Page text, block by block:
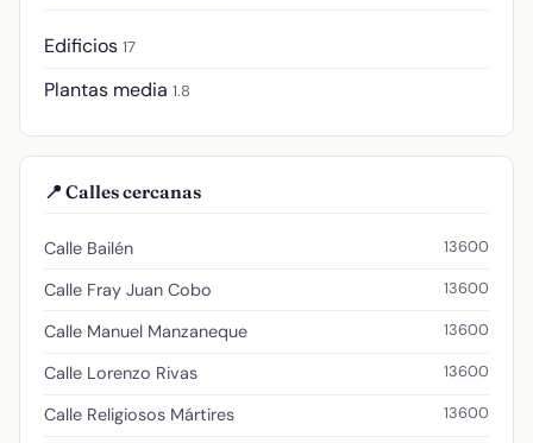
Edificios 17
Plantas media 1.8
📍 Calles cercanas
Calle Bailén 13600
Calle Fray Juan Cobo 13600
Calle Manuel Manzaneque 13600
Calle Lorenzo Rivas 13600
Calle Religiosos Mártires 13600